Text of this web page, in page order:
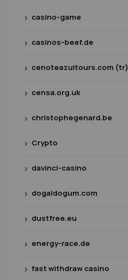
casino-game
casinos-beef.de
cenoteazultours.com (tr)
censa.org.uk
christophegenard.be
Crypto
davinci-casino
dogaldogum.com
dustfree.eu
energy-race.de
fast withdraw casino